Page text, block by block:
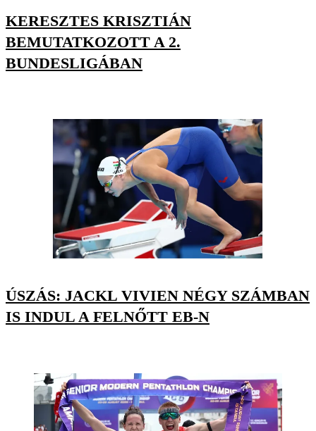
KERESZTES KRISZTIÁN
BEMUTATKOZOTT A 2.
BUNDESLIGÁBAN
ÚSZÁS: JACKL VIVIEN NÉGY SZÁMBAN
IS INDUL A FELNŐTT EB-N